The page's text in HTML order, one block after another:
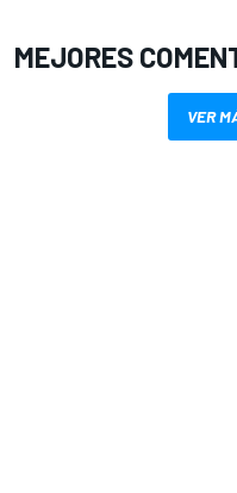
MEJORES
VER